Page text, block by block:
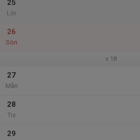
25
Lör
26
Sön
v.18
27
Mån
28
Tis
29